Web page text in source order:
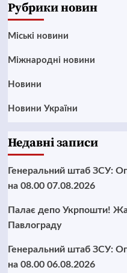
Рубрики новин
Mіські новини
Міжнародні новини
Новини
Новини України
Недавні записи
Генеральний штаб ЗСУ:
на 08.00 07.08.2026
Палає депо Укрпошти!
Павлограду
Генеральний штаб ЗСУ:
на 08.00 06.08.2026